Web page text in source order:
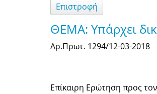
Επιστροφή
ΘΕΜΑ: Υπάρχει
Αρ.Πρωτ. 1294/12-03-2018
Επίκαιρη Ερώτηση προς